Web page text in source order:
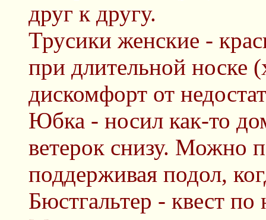
друг к другу.
Трусики женские -
при длительной носке
дискомфорт от
Юбка - носил как-то
ветерок снизу. Можно
поддерживая подол,
Бюстгальтер - квест